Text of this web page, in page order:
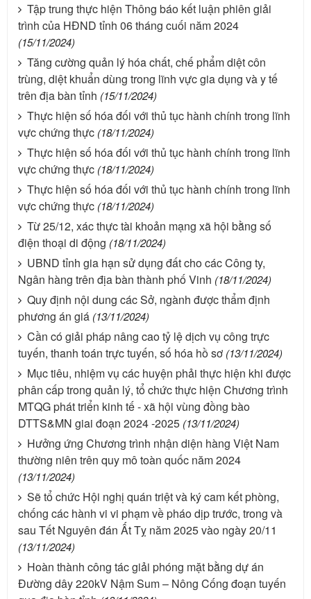
Tập trung thực hiện Thông báo kết luận phiên giải
trình của HĐND tỉnh 06 tháng cuối năm 2024
(15/11/2024)
Tăng cường quản lý hóa chất, chế phẩm diệt côn
trùng, diệt khuẩn dùng trong lĩnh vực gia dụng và y tế
trên địa bàn tỉnh (15/11/2024)
Thực hiện số hóa đối với thủ tục hành chính trong lĩnh
vực chứng thực (18/11/2024)
Thực hiện số hóa đối với thủ tục hành chính trong lĩnh
vực chứng thực (18/11/2024)
Thực hiện số hóa đối với thủ tục hành chính trong lĩnh
vực chứng thực (18/11/2024)
Từ 25/12, xác thực tài khoản mạng xã hội bằng số
điện thoại di động (18/11/2024)
UBND tỉnh gia hạn sử dụng đất cho các Công ty,
Ngân hàng trên địa bàn thành phố Vinh (18/11/2024)
Quy định nội dung các Sở, ngành được thẩm định
phương án giá (13/11/2024)
Cần có giải pháp nâng cao tỷ lệ dịch vụ công trực
tuyến, thanh toán trực tuyến, số hóa hồ sơ (13/11/2024)
Mục tiêu, nhiệm vụ các huyện phải thực hiện khi được
phân cấp trong quản lý, tổ chức thực hiện Chương trình
MTQG phát triển kinh tế - xã hội vùng đồng bào
DTTS&MN giai đoạn 2024 -2025 (13/11/2024)
Hưởng ứng Chương trình nhận diện hàng Việt Nam
thường niên trên quy mô toàn quốc năm 2024
(13/11/2024)
Sẽ tổ chức Hội nghị quán triệt và ký cam kết phòng,
chống các hành vi vi phạm về pháo dịp trước, trong và
sau Tết Nguyên đán Ất Tỵ năm 2025 vào ngày 20/11
(13/11/2024)
Hoàn thành công tác giải phóng mặt bằng dự án
Đường dây 220kV Nậm Sum – Nông Cống đoạn tuyến